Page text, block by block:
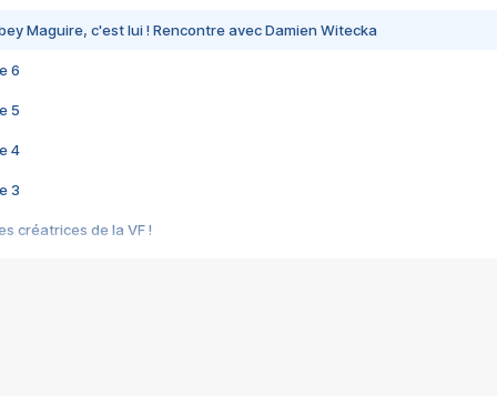
Maguire, c'est lui ! Rencontre avec Damien Witecka
6
5
4
3
créatrices de la VF !